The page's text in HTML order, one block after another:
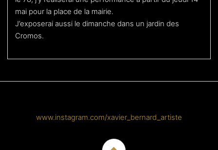
mai pour la place de la mairie.
J’exposerai aussi le dimanche dans un jardin des
Cromos.
www.instagram.com/xavier_bernard_artiste